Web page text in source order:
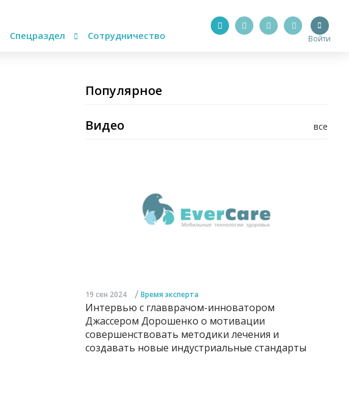
Спецраздел Сотрудничество Войти
Популярное
все
Видео
19 сен 2024 / Время эксперта
Интервью с главврачом-инноватором
Джассером Дорошенко о мотивации
совершенствовать методики лечения и
создавать новые индустриальные стандарты